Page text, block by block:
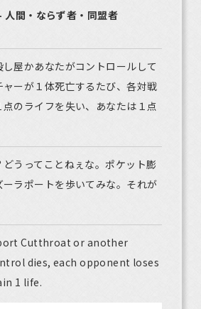
間・ならず者・同盟者
屋かあなたがコントロールして
ーが１体死亡するたび、各対戦
のライフを失い、あなたは１点
どうってことねぇな。ポケット膨
ーラポートを歩いてみな。それが
Cutthroat or another
dies, each opponent loses
1 life.